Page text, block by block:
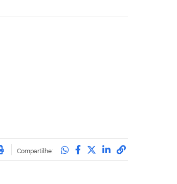
Imprimir
Compartilhe: Compartilhe no
Compartilhe no
Compartilhe no
Compartilhe